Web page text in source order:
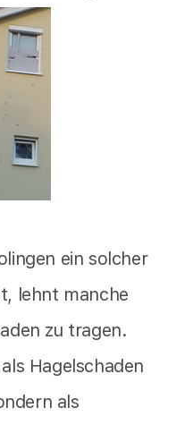
ein solcher
lehnt manche
zu tragen.
Hagelschaden
als